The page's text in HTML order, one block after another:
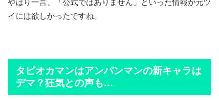
やはり一言、「公式ではありません」といった情報が元ツ
イには欲しかったですね。
タピオカマンはアンパンマンの新キャラは
デマ？狂気との声も…